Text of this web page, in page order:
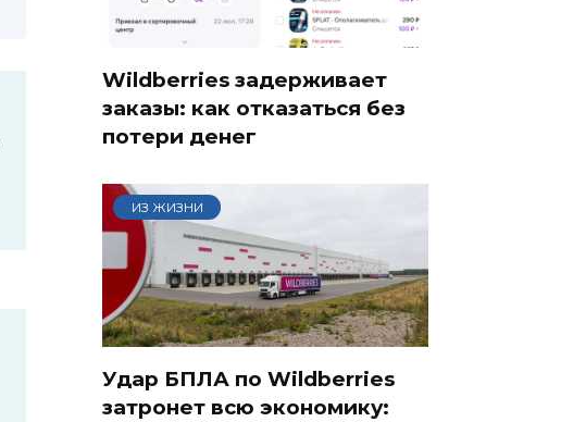
Wildberries задерживает
заказы: как отказаться без
потери денег
ИЗ ЖИЗНИ
Удар БПЛА по Wildberries
затронет всю экономику: